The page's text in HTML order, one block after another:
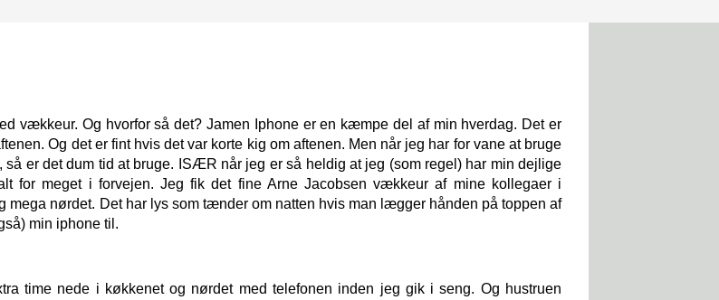
vækkeur. Og hvorfor så det? Jamen Iphone er en kæmpe del af min hverdag. Det er
Og det er fint hvis det var korte kig om aftenen. Men når jeg har for vane at bruge
er det dum tid at bruge. ISÆR når jeg er så heldig at jeg (som regel) har min dejlige
for meget i forvejen. Jeg fik det fine Arne Jacobsen vækkeur af mine kollegaer i
mega nørdet. Det har lys som tænder om natten hvis man lægger hånden på toppen af
min iphone til.
time nede i køkkenet og nørdet med telefonen inden jeg gik i seng. Og hustruen